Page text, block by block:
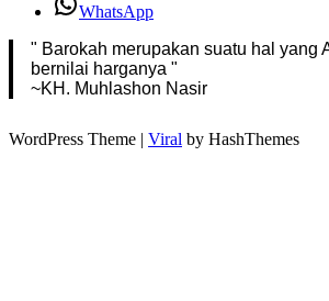
WhatsApp
" Barokah merupakan suatu hal yang
bernilai harganya "
~KH. Muhlashon Nasir
WordPress Theme | Viral by HashThemes